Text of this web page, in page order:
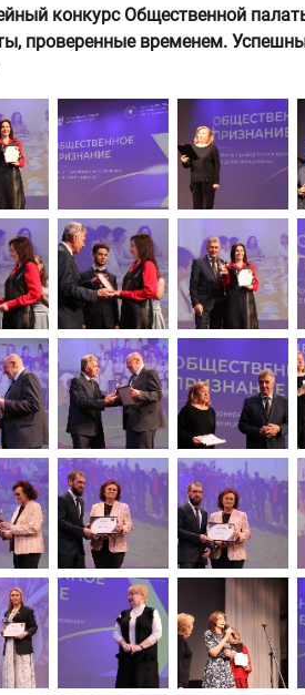
конкурс Общественной
проверенные временем.